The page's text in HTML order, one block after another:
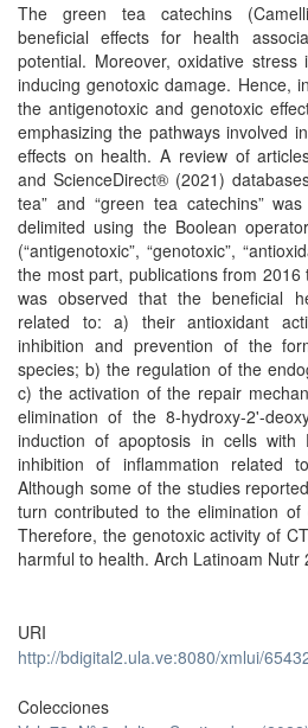
The green tea catechins
beneficial effects for health
potential. Moreover, oxidative
inducing genotoxic damage. Hence,
the antigenotoxic and genotoxic
emphasizing the pathways involved
effects on health. A review of
and ScienceDirect® (2021)
tea” and “green tea catechins”
delimited using the Boolean
(“antigenotoxic”, “genotoxic”,
the most part, publications from
was observed that the beneficial
related to: a) their antioxidant
inhibition and prevention of the
species; b) the regulation of the
c) the activation of the repair
elimination of the 8-hydroxy-2'-
induction of apoptosis in cells
inhibition of inflammation related
Although some of the studies
turn contributed to the elimination
Therefore, the genotoxic activity of
harmful to health. Arch Latinoam
URI
http://bdigital2.ula.ve:8080/xmlui/
Colecciones